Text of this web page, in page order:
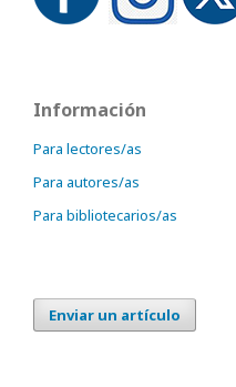
Información
Para lectores/as
Para autores/as
Para bibliotecarios/as
Enviar un artículo